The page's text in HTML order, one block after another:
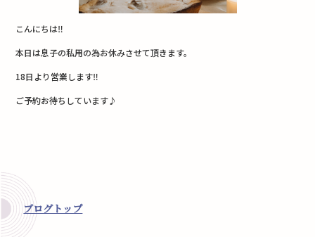
こんにちは‼︎
本日は息子の私用の為お休みさせて頂きます。
18日より営業します‼︎
ご予約お待ちしています♪
ブログトップ